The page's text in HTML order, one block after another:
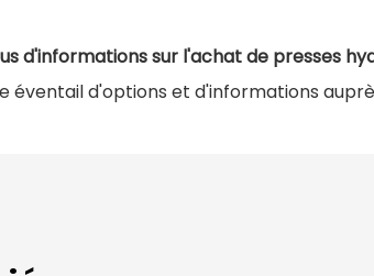
d'informations sur l'achat de presses
éventail d'options et d'informations